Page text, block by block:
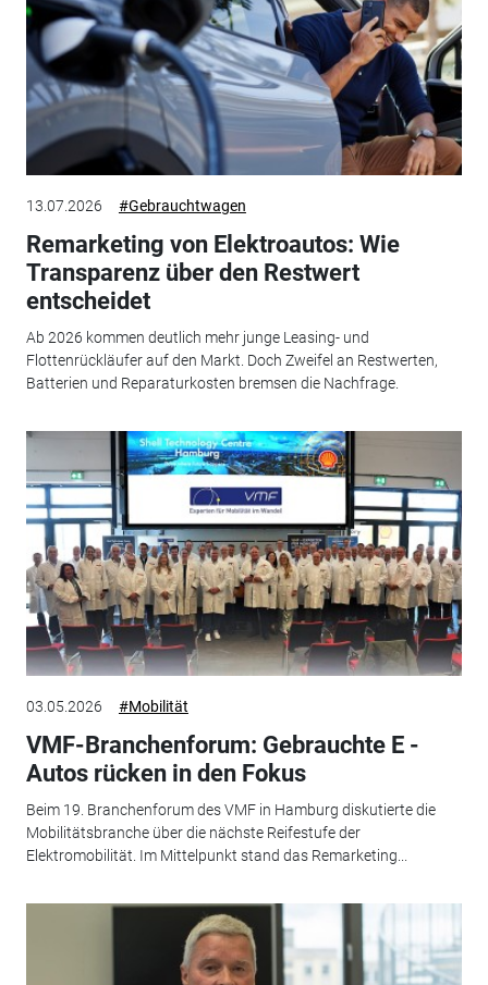
13.07.2026 #Gebrauchtwagen
Remarketing von Elektroautos: Wie
Transparenz über den Restwert
entscheidet
Ab 2026 kommen deutlich mehr junge Leasing- und
Flottenrückläufer auf den Markt. Doch Zweifel an Restwerten,
Batterien und Reparaturkosten bremsen die Nachfrage.
03.05.2026 #Mobilität
VMF-Branchenforum: Gebrauchte E -
Autos rücken in den Fokus
Beim 19. Branchenforum des VMF in Hamburg diskutierte die
Mobilitätsbranche über die nächste Reifestufe der
Elektromobilität. Im Mittelpunkt stand das Remarketing...